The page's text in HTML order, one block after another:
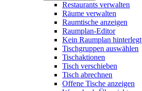
Restaurants verwalten
Räume verwalten
Raumtische anzeigen
Raumplan-Editor
Kein Raumplan hinterlegt
Tischgruppen auswählen
Tischaktionen
Tisch verschieben
Tisch abrechnen
Offene Tische anzeigen